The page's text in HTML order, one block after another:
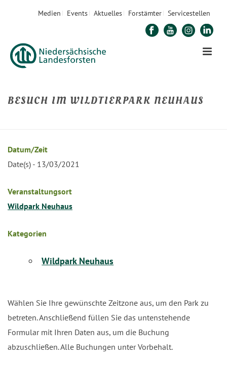
Medien Events Aktuelles Forstämter Servicestellen
BESUCH IM WILDTIERPARK NEUHAUS
Datum/Zeit
Date(s) - 13/03/2021
Veranstaltungsort
Wildpark Neuhaus
Kategorien
Wildpark Neuhaus
Wählen Sie Ihre gewünschte Zeitzone aus, um den Park zu
betreten. Anschließend füllen Sie das untenstehende
Formular mit Ihren Daten aus, um die Buchung
abzuschließen. Alle Buchungen unter Vorbehalt.